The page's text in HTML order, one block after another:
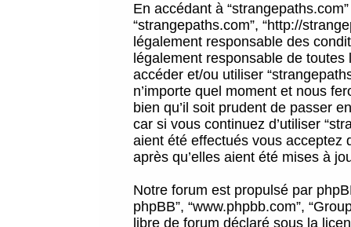
En accédant à
“strangepaths.com”, “http://
légalement responsable des
légalement responsable de
accéder et/ou utiliser
n’importe quel moment et nous
bien qu’il soit prudent de passer
car si vous continuez d’utiliser
aient été effectués vous acceptez
après qu’elles aient été mises à
Notre forum est propulsé par
phpBB”, “www.phpbb.com”,
libre de forum déclaré sous la